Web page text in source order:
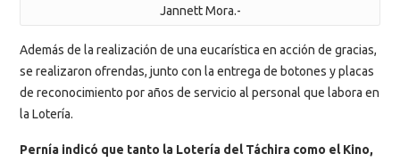
Jannett Mora.-
Además de la realización de una eucarística en acción de gracias,
se realizaron ofrendas, junto con la entrega de botones y placas
de reconocimiento por años de servicio al personal que labora en
la Lotería.
Pernía indicó que tanto la Lotería del Táchira como el Kino,